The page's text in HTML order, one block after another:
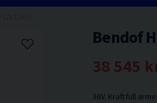
Bendof
38 545
36V. Kraftfull